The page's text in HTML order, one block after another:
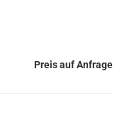
Preis auf Anfrage